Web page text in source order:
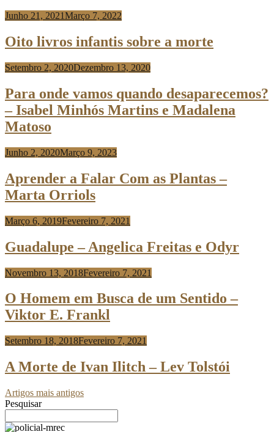
Junho 21, 2021Março 7, 2022
Oito livros infantis sobre a morte
Setembro 2, 2020Dezembro 13, 2020
Para onde vamos quando desaparecemos?
– Isabel Minhós Martins e Madalena
Matoso
Junho 2, 2020Março 9, 2023
Aprender a Falar Com as Plantas –
Marta Orriols
Março 6, 2019Fevereiro 7, 2021
Guadalupe – Angelica Freitas e Odyr
Novembro 13, 2018Fevereiro 7, 2021
O Homem em Busca de um Sentido –
Viktor E. Frankl
Setembro 18, 2018Fevereiro 7, 2021
A Morte de Ivan Ilitch – Lev Tolstói
Artigos mais antigos
Pesquisar